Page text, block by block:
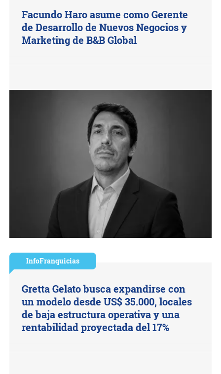
Facundo Haro asume como Gerente
de Desarrollo de Nuevos Negocios y
Marketing de B&B Global
InfoFranquicias
Gretta Gelato busca expandirse con
un modelo desde US$ 35.000, locales
de baja estructura operativa y una
rentabilidad proyectada del 17%